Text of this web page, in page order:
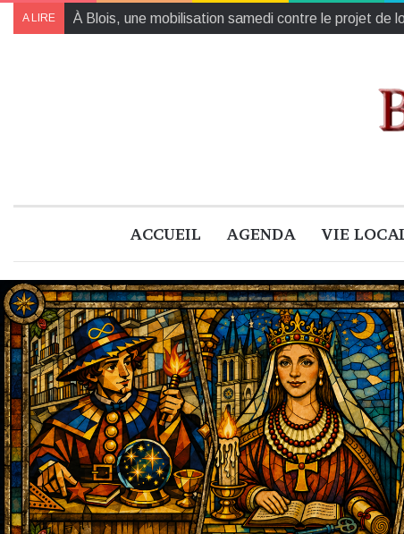
A LIRE À Blois, une mobilisation samedi contre le projet de
ACCUEIL AGENDA VIE